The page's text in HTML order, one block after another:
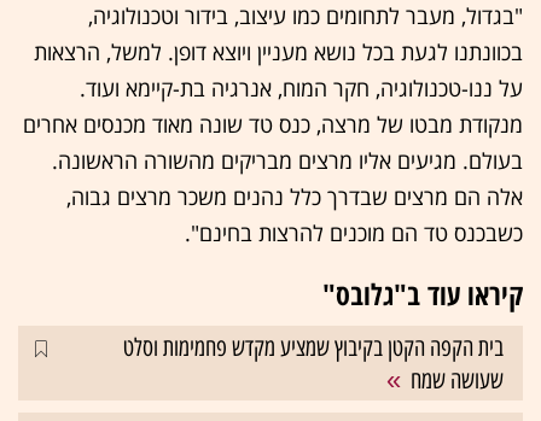
"בגדול, מעבר לתחומים כמו עיצוב, בידור וטכנולוגיה,
בכוונתנו לגעת בכל נושא מעניין ויוצא דופן. למשל, הרצאות
על ננו-טכנולוגיה, חקר המוח, אנרגיה בת-קיימא ועוד.
מנקודת מבטו של מרצה, כנס טד שונה מאוד מכנסים אחרים
בעולם. מגיעים אליו מרצים מבריקים מהשורה הראשונה.
אלה הם מרצים שבדרך כלל נהנים משכר מרצים גבוה,
כשבכנס טד הם מוכנים להרצות בחינם".
קיראו עוד ב"גלובס"
בית הקפה הקטן בקיבוץ שמציע מקדש פחמימות וסלט
שעושה שמח